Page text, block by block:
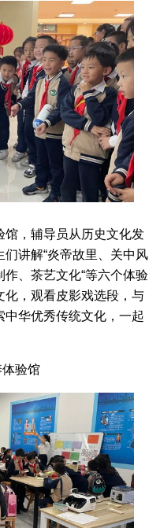
，辅导员从历史文化发
讲解“炎帝故里、关中风
、茶艺文化“等六个体验
化，观看皮影戏选段，与
华优秀传统文化，一起
验馆